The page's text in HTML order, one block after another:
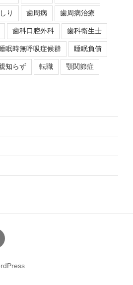
り 歯周病 歯周病治療
歯科口腔外科 歯科衛生士
眠時無呼吸症候群 睡眠負債
知らず 転職 顎関節症